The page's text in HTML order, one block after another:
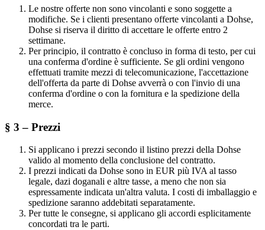
Le nostre offerte non sono vincolanti e sono soggette a
modifiche. Se i clienti presentano offerte vincolanti a Dohse,
Dohse si riserva il diritto di accettare le offerte entro 2
settimane.
Per principio, il contratto è concluso in forma di testo, per cui
una conferma d'ordine è sufficiente. Se gli ordini vengono
effettuati tramite mezzi di telecomunicazione, l'accettazione
dell'offerta da parte di Dohse avverrà o con l'invio di una
conferma d'ordine o con la fornitura e la spedizione della
merce.
§ 3 – Prezzi
Si applicano i prezzi secondo il listino prezzi della Dohse
valido al momento della conclusione del contratto.
I prezzi indicati da Dohse sono in EUR più IVA al tasso
legale, dazi doganali e altre tasse, a meno che non sia
espressamente indicata un'altra valuta. I costi di imballaggio e
spedizione saranno addebitati separatamente.
Per tutte le consegne, si applicano gli accordi esplicitamente
concordati tra le parti.